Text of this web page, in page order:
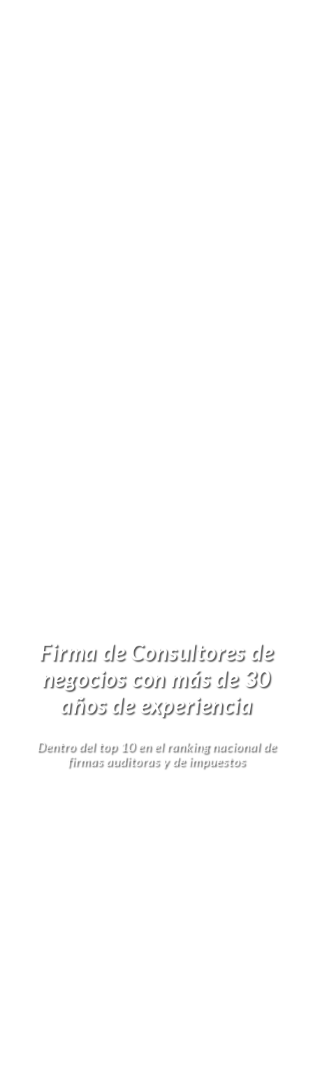
Firma de Consultores de
negocios con más de 30
años de experiencia
Dentro del top 10 en el ranking nacional de
firmas auditoras y de impuestos